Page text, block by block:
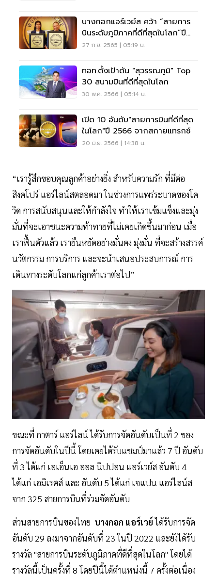
บางกอกแอร์เวย์ส คว้า “สายการ
บินระดับภูมิภาคที่ดีที่สุดในโลก”ปี
2022
27 ก.ย. 2565 | 05:19 น.
ทอท.ตั้งเป้าดัน "สุวรรณภูมิ" Top
30 สนามบินที่ดีที่สุดในโลก
30 พ.ค. 2566 | 05:14 น.
เปิด 10 อันดับ"สายการบินที่ดีที่สุด
ในโลก"ปี 2566 จากสกายแทรกซ์
20 มิ.ย. 2566 | 14:38 น.
“เรารู้สึกขอบคุณลูกค้าอย่างยิ่ง สำหรับความรัก ที่มีต่อ
สิงคโปร์ แอร์ไลน์สตลอดมา ในช่วงการแพร่ระบาดของโค
วิด การสนับสนุนและให้กำลังใจ ทำให้เราเข้มแข็งและมุ่ง
มั่นที่จะเอาชนะความท้าทายที่ไม่เคยเกิดขึ้นมาก่อน เมื่อ
เราฟื้นตัวแล้ว เรายืนหยัดอย่างมั่นคง มุ่งมั่น ที่จะสร้างสรรค์
นวัตกรรม การบริการ และจะนำเสนอประสบการณ์ การ
เดินทางระดับโลกแก่ลูกค้าเราต่อไป”
ขณะที่ กาตาร์ แอร์ไลน์ ได้รับการจัดอันดับเป็นที่ 2 ของ
การจัดอันดับในปีนี้ โดยเคยได้รับแชมป์มาแล้ว 7 ปี อันดับ
ที่ 3 ได้แก่ เอเอ็นเอ ออล นิปปอน แอร์เวย์ส อันดับ 4
ได้แก่ เอมิเรตส์ และ อันดับ 5 ได้แก่ เจแปน แอร์ไลน์ส
จาก 325 สายการบินที่ร่วมจัดอันดับ
ส่วนสายการบินของไทย บางกอก แอร์เวย์ได้รับการจัด
อันดับ 29 ลงมาจากอันดับที่ 23 ในปี 2022 และยังได้รับ
รางวัล "สายการบินระดับภูมิภาคที่ดีที่สุดในโลก" โดยได้
รางวัลนี้เป็นครั้งที่ 8 โดยปีนี้ได้ตำแหน่งนี้ 7 ครั้งต่อเนื่อง